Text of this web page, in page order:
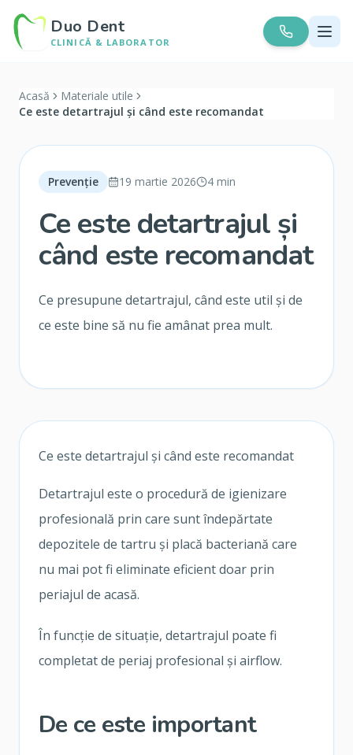
Duo Dent
CLINICĂ & LABORATOR
Acasă
Materiale utile
Ce este detartrajul și când este recomandat
Prevenție 19 martie 2026 4 min
Ce este detartrajul și
când este recomandat
Ce presupune detartrajul, când este util și de
ce este bine să nu fie amânat prea mult.
Ce este detartrajul și când este recomandat
Detartrajul este o procedură de igienizare
profesională prin care sunt îndepărtate
depozitele de tartru și placă bacteriană care
nu mai pot fi eliminate eficient doar prin
periajul de acasă.
În funcție de situație, detartrajul poate fi
completat de periaj profesional și airflow.
De ce este important